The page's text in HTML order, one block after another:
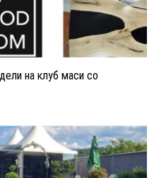
на клуб маси со